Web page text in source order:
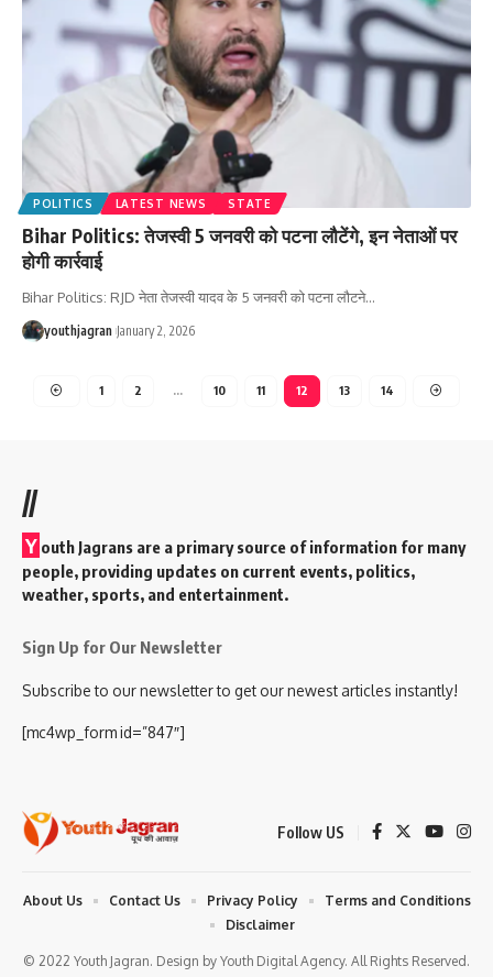
POLITICS LATEST NEWS STATE
Bihar Politics: तेजस्वी 5 जनवरी को पटना लौटेंगे, इन नेताओं पर
होगी कार्रवाई
Bihar Politics: RJD नेता तेजस्वी यादव के 5 जनवरी को पटना लौटने…
youthjagran January 2, 2026
1 2 … 10 11 12 13 14
//
Y outh Jagrans are a primary source of information for many
people, providing updates on current events, politics,
weather, sports, and entertainment.
Sign Up for Our Newsletter
Subscribe to our newsletter to get our newest articles instantly!
[mc4wp_form id=”847″]
Follow US
© 2022 Youth Jagran. Design by Youth Digital Agency. All Rights Reserved.
About Us Contact Us Privacy Policy
Terms and Conditions
Disclaimer